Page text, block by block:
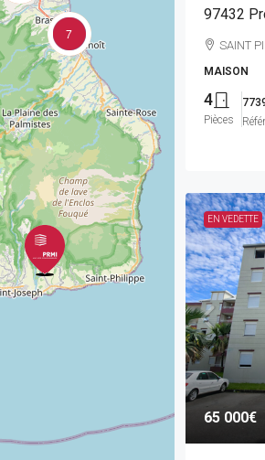
7
97432
SAINT
MAISON
4
Pièces
EN VEDETTE
65 000€